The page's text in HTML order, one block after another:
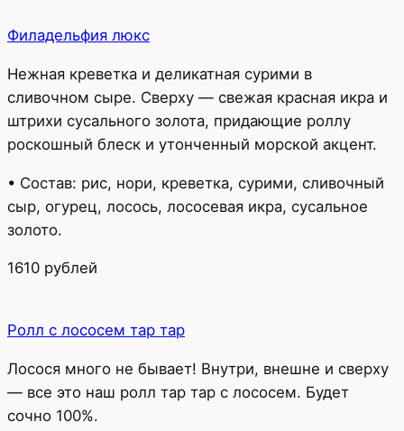
Филадельфия люкс
Нежная креветка и деликатная сурими в
сливочном сыре. Сверху — свежая красная икра и
штрихи сусального золота, придающие роллу
роскошный блеск и утонченный морской акцент.
• Состав: рис, нори, креветка, сурими, сливочный
сыр, огурец, лосось, лососевая икра, сусальное
золото.
1610 рублей
Ролл с лососем тар тар
Лосося много не бывает! Внутри, внешне и сверху
— все это наш ролл тар тар с лососем. Будет
сочно 100%.